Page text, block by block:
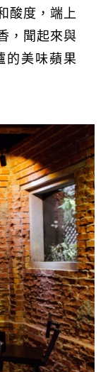
酸度，端上
，聞起來與
的美味蘋果